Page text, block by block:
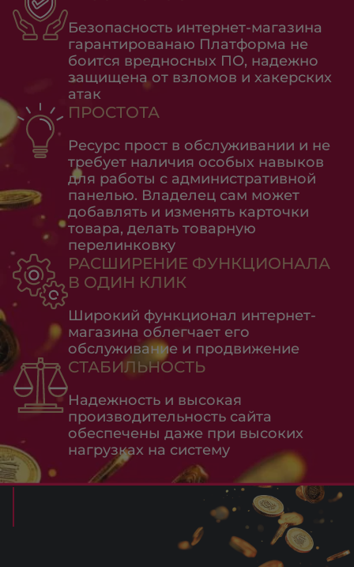
Безопасность интернет-магазина
гарантированаю Платформа не
боится вредносных ПО, надежно
защищена от взломов и хакерских
атак
ПРОСТОТА
Ресурс прост в обслуживании и не
требует наличия особых навыков
для работы с административной
панелью. Владелец сам может
добавлять и изменять карточки
товара, делать товарную
перелинковку
РАСШИРЕНИЕ ФУНКЦИОНАЛА
В ОДИН КЛИК
Широкий функционал интернет-
магазина облегчает его
обслуживание и продвижение
СТАБИЛЬНОСТЬ
Надежность и высокая
производительность сайта
обеспечены даже при высоких
нагрузках на систему